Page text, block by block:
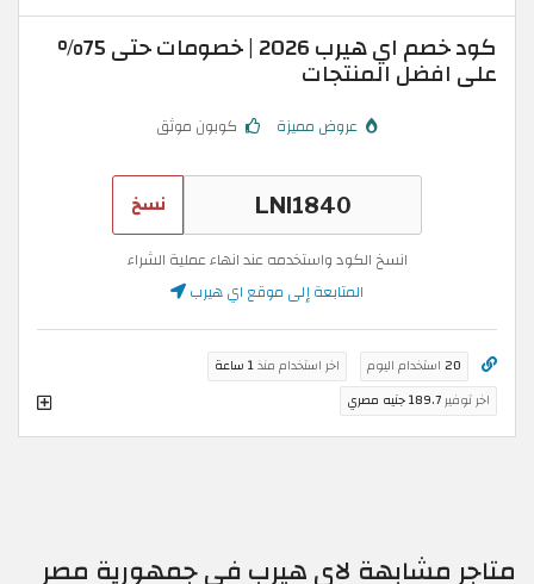
كود خصم اي هيرب 2026 | خصومات حتى 75%
على افضل المنتجات
عروض مميزة كوبون موثق
نسخ
انسخ الكود واستخدمه عند انهاء عملية الشراء
المتابعة إلى موقع اي هيرب
20 استخدام اليوم اخر استخدام منذ1 ساعة
اخر توفير189.7 جنيه مصري
متاجر مشابهة لاي هيرب في جمهورية مصر